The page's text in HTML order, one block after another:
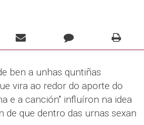
ben a unhas quntiñas
vira ao redor do aporte do
e a canción" influíron na idea
de que dentro das urnas sexan